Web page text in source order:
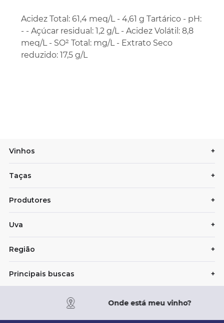
Acidez Total: 61,4 meq/L - 4,61 g Tartárico - pH:
- - Açúcar residual: 1,2 g/L - Acidez Volátil: 8,8
meq/L - SO² Total: mg/L - Extrato Seco
reduzido: 17,5 g/L
Vinhos +
Taças +
Produtores +
Uva +
Região +
Principais buscas +
Onde está meu vinho?